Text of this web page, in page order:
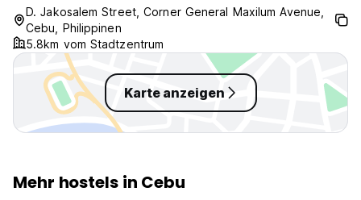
D. Jakosalem Street, Corner General Maxilum Avenue,
Cebu, Philippinen
5.8km vom Stadtzentrum
Karte anzeigen
Mehr hostels in Cebu